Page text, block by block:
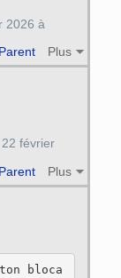
Parent Plus
2026 à
Parent Plus
22 février
bloca